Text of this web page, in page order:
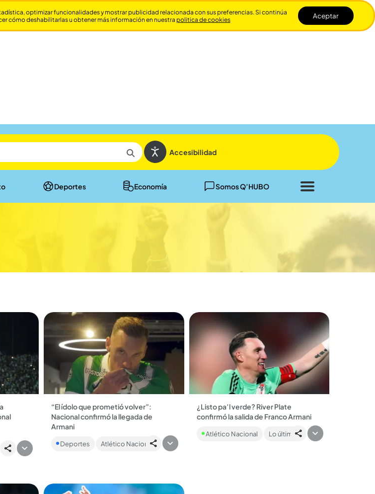
Accesibilidad
Deportes Economía Somos Q’HUBO
Cerrar
“El ídolo que prometió volver”:
Nacional confirmó la llegada de
Armani
El portero argentino regresó al club
que lo vio levantar 13 títulos. Le
contamos por cuánto tiempo firmó. ...
Deportes Atlético Nacional
¿Listo pa’l verde? River Plate
confirmó la salida de Franco Armani
River Plate despidió al argentino con
un emotivo video en el que recordó
que es el portero con más títulos en la
Atlético Nacional Lo último
optimizar funcionalidades y mostrar publicidad relacionada con sus preferencias. Si continúa
cómo deshabilitarlas u obtener más información en nuestra politica de cookies Aceptar